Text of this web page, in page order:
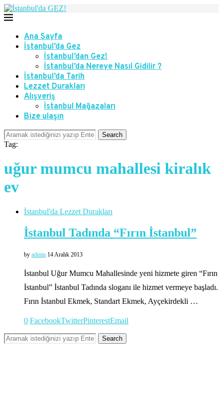
Ana Sayfa
İstanbul’da Gez
İstanbul’dan Gez!
İstanbul’da Nereye Nasıl Gidilir ?
İstanbul’da Tarih
Lezzet Durakları
Alışveriş
İstanbul Mağazaları
Bize ulaşın
Search
Tag:
uğur mumcu mahallesi kiralık
ev
İstanbul'da Lezzet Durakları
İstanbul Tadında “Fırın İstanbul”
by admin 14 Aralık 2013
İstanbul Uğur Mumcu Mahallesinde yeni hizmete giren “Fırın
İstanbul” İstanbul Tadında sloganı ile hizmet vermeye başladı.
Fırın İstanbul Ekmek, Standart Ekmek, Ayçekirdekli …
0 FacebookTwitterPinterestEmail